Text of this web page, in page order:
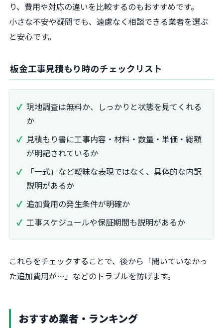
り、費用や対応の違いを比較するのもおすすめです。
小さな不安や疑問でも、遠慮なく相談できる業者を選ぶ
と安心です。
板金工事見積もり時のチェックリスト
現地調査は無料か、しっかりと状態を見てくれる
か
見積もり書に工事内容・材料・数量・単価・総額
が明記されているか
「一式」など曖昧な表現ではなく、具体的な内訳
説明があるか
追加費用の発生条件が明確か
工事スケジュールや保証期間も説明があるか
これらをチェックすることで、後から「聞いていなかっ
た追加費用が…」などのトラブルを防げます。
おすすめ業者・ランキング